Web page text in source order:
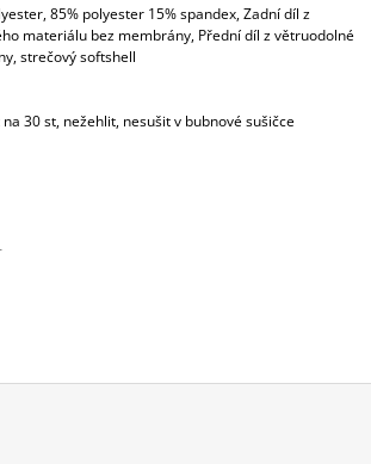
85% polyester 15% spandex, Zadní díl z
materiálu bez membrány, Přední díl z větruodolné
strečový softshell
30 st, nežehlit, nesušit v bubnové sušičce